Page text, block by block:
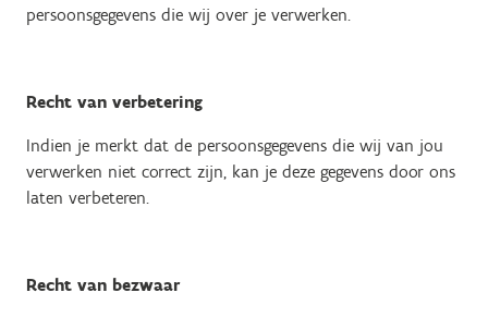
persoonsgegevens die wij over je verwerken.
Recht van verbetering
Indien je merkt dat de persoonsgegevens die wij van jou
verwerken niet correct zijn, kan je deze gegevens door ons
laten verbeteren.
Recht van bezwaar